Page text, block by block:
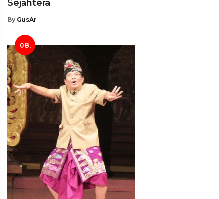
Sejahtera
By GusAr
08.